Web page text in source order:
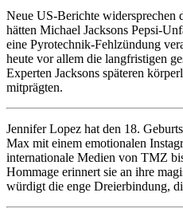
Neue US‑Berichte
hätten Michael Jacksons
eine Pyrotechnik‑Fehlzündung
heute vor allem die langfristigen
Experten Jacksons späteren
mitprägten.
Jennifer Lopez hat den 18.
Max mit einem emotionalen
internationale Medien von TMZ
Hommage erinnert sie an ihre
würdigt die enge Dreierbindung,